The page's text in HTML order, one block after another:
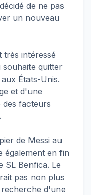
de ne pas
un nouveau
très intéressé
quitter
États-Unis.
et d'une
des facteurs
de Messi au
également en fin
SL Benfica. Le
pas non plus
d'une